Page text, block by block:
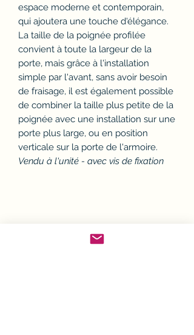
espace moderne et contemporain,
qui ajoutera une touche d'élégance.
La taille de la poignée profilée
convient à toute la largeur de la
porte, mais grâce à l'installation
simple par l'avant, sans avoir besoin
de fraisage, il est également possible
de combiner la taille plus petite de la
poignée avec une installation sur une
porte plus large, ou en position
verticale sur la porte de l'armoire.
Vendu à l'unité - avec vis de fixation
Politique d'échange ou